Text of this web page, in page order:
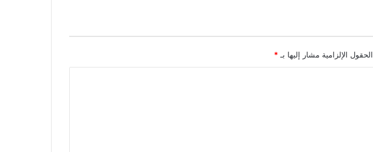
الحقول الإلزامية مشار إليها بـ*